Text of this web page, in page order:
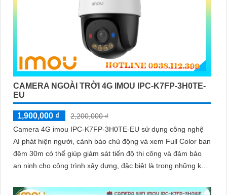
CAMERA NGOÀI TRỜI 4G IMOU IPC-K7FP-3H0TE-
EU
1,900,000 ₫
2,200,000 ₫
Camera 4G imou IPC-K7FP-3H0TE-EU sử dụng công nghệ
AI phát hiện người, cảnh báo chủ động và xem Full Color ban
đêm 30m có thể giúp giám sát tiến độ thi công và đảm bảo
an ninh cho công trình xây dựng, đặc biệt là trong những khu
ổn định. Camera IPC-K7FP-3H0TE-EU sử dụng công nghệ